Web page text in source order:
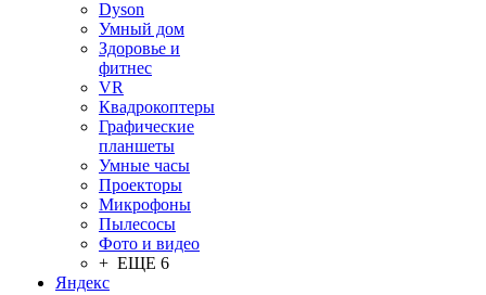
Dyson
Умный дом
Здоровье и
фитнес
VR
Квадрокоптеры
Графические
планшеты
Умные часы
Проекторы
Микрофоны
Пылесосы
Фото и видео
+ ЕЩЕ 6
Яндекс